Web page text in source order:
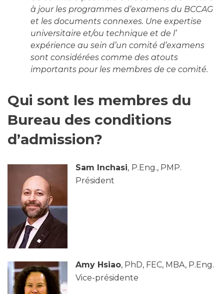
à jour les programmes d’examens du BCCAG
et les documents connexes. Une expertise
universitaire et/ou technique et de l’
expérience au sein d’un comité d’examens
sont considérées comme des atouts
importants pour les membres de ce comité.
Qui sont les membres du
Bureau des conditions
d’admission?
Sam Inchasi, P.Eng., PMP.
Président
Amy Hsiao, PhD, FEC, MBA, P.Eng.
Vice-présidente